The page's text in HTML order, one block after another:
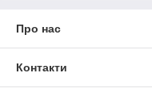
Про нас
Контакти